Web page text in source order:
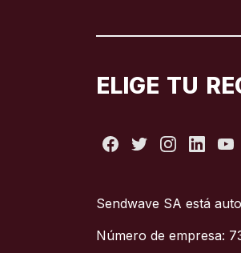
ELIGE TU
Sendwave SA está
Número de empresa: